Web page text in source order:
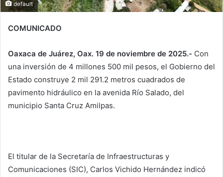
default
COMUNICADO
Oaxaca de Juárez, Oax. 19 de noviembre de 2025.- Con
una inversión de 4 millones 500 mil pesos, el Gobierno del
Estado construye 2 mil 291.2 metros cuadrados de
pavimento hidráulico en la avenida Río Salado, del
municipio Santa Cruz Amilpas.
El titular de la Secretaría de Infraestructuras y
Comunicaciones (SIC), Carlos Vichido Hernández indicó